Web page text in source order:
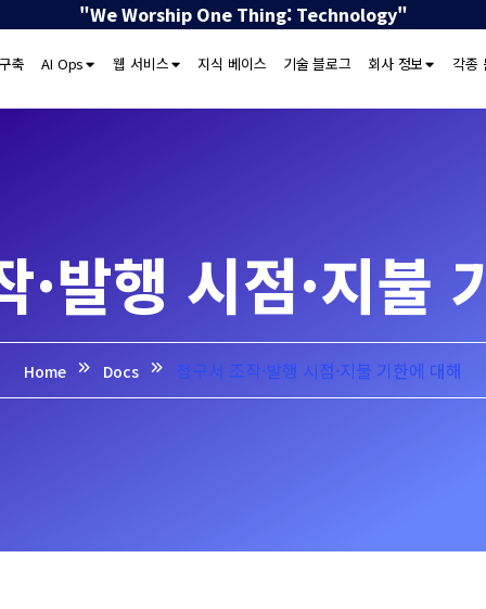
"We Worship One Thing: Technology"
축 AI Ops 웹 서비스 지식 베이스 기술 블로그 회사 정보 각종
·발행 시점·지불
Home Docs 청구서 조작·발행 시점·지불 기한에 대해